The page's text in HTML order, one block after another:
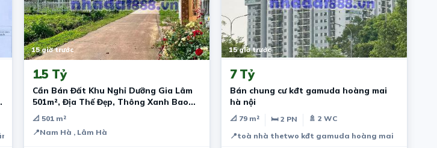
Quận Thủ Đức
15 giờ trước
1.5 Tỷ
Cần Bán Đất Khu Nghỉ Dưỡng Gia Lâm
501m², Địa Thế Đẹp, Thông Xanh Bao
Quanh
📐 501 m²
📍Nam Hà , Lâm Hà
15 giờ trước
7 Tỷ
Bán chung cư kđt gamuda hoàng mai
hà nội
📐 79 m² 🛏 2 PN
🚿 2 WC
📍toà nhà thetwo kđt gamuda hoàng mai